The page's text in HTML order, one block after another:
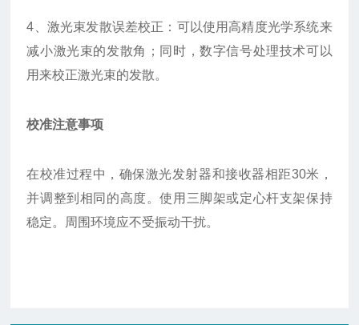
4、激光束发散误差校正：可以使用高精度光学系统来
减小激光束的发散角；同时，数字信号处理技术可以
用来校正激光束的发散。
校准注意事项
在校准过程中，确保激光发射器和接收器相距30米，
并调整到相同的高度。使用三脚架或定心杆支架保持
稳定。周围环境应不受振动干扰。